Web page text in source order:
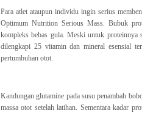
Para atlet ataupun individu ingin serius
Optimum Nutrition Serious Mass. Bubuk
kompleks bebas gula. Meski untuk
dilengkapi 25 vitamin dan mineral esensial
pertumbuhan otot.
Kandungan glutamine pada susu penambah
massa otot setelah latihan. Sementara kadar